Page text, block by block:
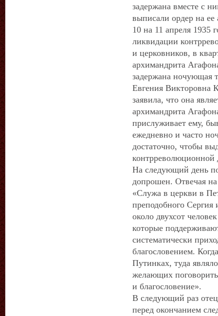
задержана вместе с
выписали ордер на ее
10 на 11 апреля 1935
ликвидации
и церковников, в
архимандрита
задержана ночующая
Евгения Викторовна
заявила, что она
архимандрита
прислуживает ему,
ежедневно и часто
достаточно, чтобы
контрреволюционной
На следующий день
допрошен. Отвечая на
«Служа в церкви в
преподобного
около двухсот
которые
систематически
благословением.
Путинках, туда
желающих
и благословение».
В следующий раз
перед окончанием